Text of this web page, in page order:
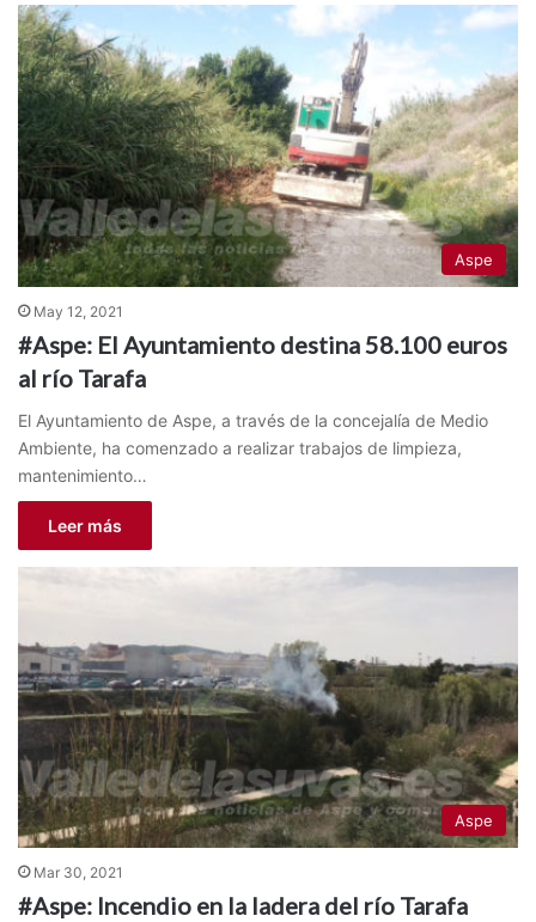
Aspe
May 12, 2021
#Aspe: El Ayuntamiento destina 58.100 euros
al río Tarafa
El Ayuntamiento de Aspe, a través de la concejalía de Medio
Ambiente, ha comenzado a realizar trabajos de limpieza,
mantenimiento…
Leer más
Aspe
Mar 30, 2021
#Aspe: Incendio en la ladera del río Tarafa